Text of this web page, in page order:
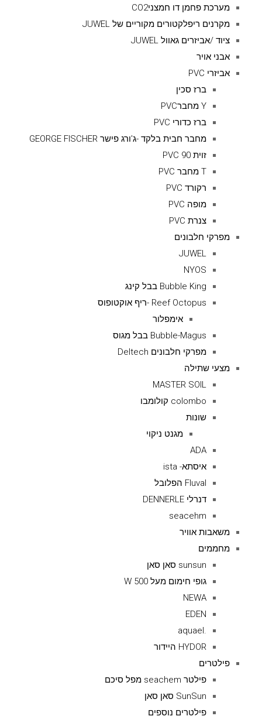
מערכת פחמן דו חמצניCO2
מקרנים ריפלקטורים מקוריים של JUWEL
ציוד /אביזרים גאוול JUWEL
אבני אויר
אביזרי PVC
ברז סכין
Y מחברPVC
ברז כדורי PVC
מחבר חבית בלקד -ג'ורג פישר GEORGE FISCHER
זוית 90 PVC
T מחבר PVC
רקורד PVC
מופה PVC
צנרת PVC
מפרקי חלבונים
JUWEL
NYOS
Bubble King בבל קינג
Reef Octopus -ריף אוקטופוס
אימפלור
Bubble-Magus בבל מגוס
מפרקי חלבונים Deltech
מצעי שתילה
MASTER SOIL
colombo קולומבו
שונות
מגנט ניקוי
ADA
איסתא- ista
Fluval הפלובל
דנרלי DENNERLE
seacehm
משאבות אוויר
מחממים
sunsun סאן סאן
גופי חימום מעל 500 W
NEWA
EDEN
.aquael
HYDOR היידור
פילטרים
פילטר seachem מפל סיכם
SunSun סאן סאן
פילטרים נוספים